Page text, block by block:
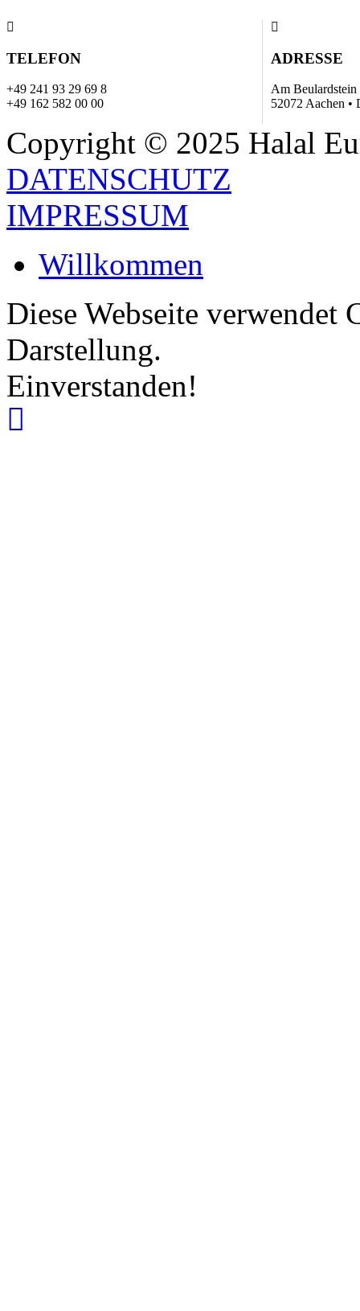
TELEFON
+49 241 93 29 69 8
+49 162 582 00 00
ADRESSE
Am Beulardstein
52072 Aachen •
Copyright © 2025 Halal
DATENSCHUTZ
IMPRESSUM
Willkommen
Diese Webseite
Darstellung.
Einverstanden!